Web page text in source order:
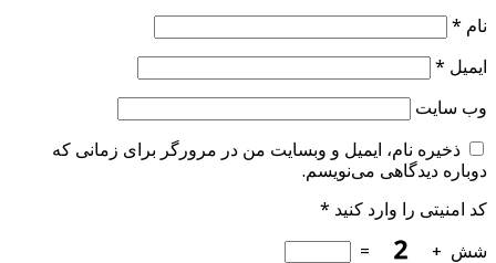
نام *
ایمیل *
وب‌ سایت
ذخیره نام، ایمیل و وبسایت من در مرورگر برای زمانی که
دوباره دیدگاهی می‌نویسم.
کد امنیتی را وارد کنید *
شش +
=